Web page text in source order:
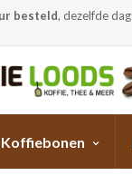
besteld, dezelfde dag
Koffiebonen